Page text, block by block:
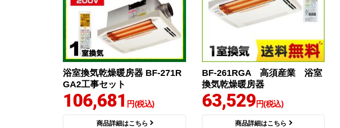
浴室換気乾燥暖房器 BF-271R
GA2工事セット
106,681 円(税込)
商品詳細はこちら
BF-261RGA 高須産業 浴室
換気乾燥暖房器
63,529円(税込)
商品詳細はこちら